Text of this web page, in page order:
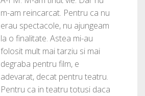
m-am reincarcat. Pentru ca nu
erau spectacole, nu ajungeam
la o finalitate. Astea mi-au
folosit mult mai tarziu si mai
degraba pentru film, e
adevarat, decat pentru teatru.
Pentru ca in teatru totusi daca